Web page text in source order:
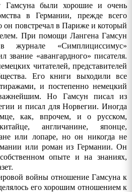
Гамсуна были хорошие и очень
в Германии, прежде всего
он повстречал в Париже и который
При помощи Лангена Гамсун
журнале «Симплициссимус»
звание «авангардного» писателя.
читателей, представителей
Его книги выходили все
и постепенно немецкий
Но Гамсун писал из
и писал для Норвегии. Иногда
как, впрочем, и о русском,
англичанине, японце,
или лопаре, но он никогда не
или роман из Германии. Он
опыте и на знаниях,
войны отношение Гамсуна к
его хорошим отношением к